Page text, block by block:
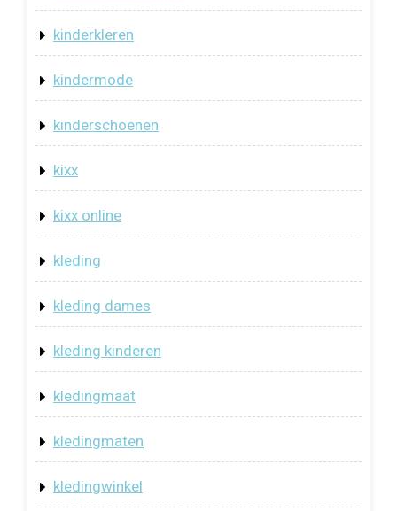
kinderkleren
kindermode
kinderschoenen
kixx
kixx online
kleding
kleding dames
kleding kinderen
kledingmaat
kledingmaten
kledingwinkel